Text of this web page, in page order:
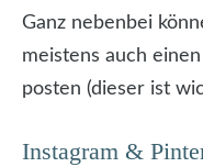
Ganz nebenbei
meistens auch
posten (dieser ist
Instagram &